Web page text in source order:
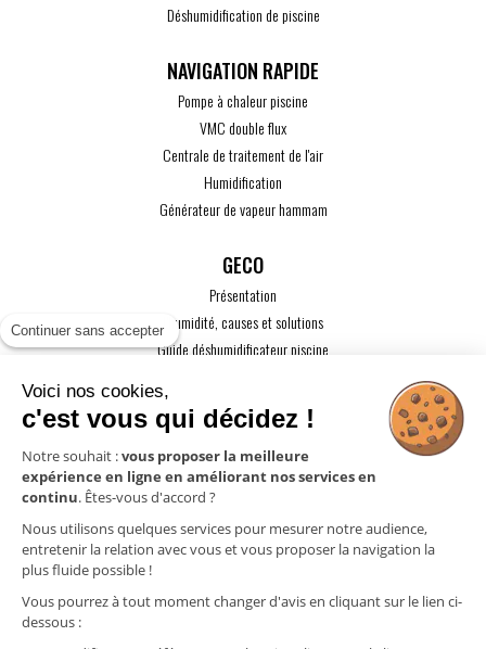
Continuer sans accepter
Voici nos cookies,
c'est vous qui décidez !
Notre souhait :vous proposer la meilleure
expérience en ligne en améliorant nos services en
continu. Êtes-vous d'accord ?
Nous utilisons quelques services pour mesurer notre audience,
entretenir la relation avec vous et vous proposer la navigation la
plus fluide possible !
Vous pourrez à tout moment changer d'avis en cliquant sur le lien ci-
dessous :
Déshumidification de piscine
Pompe à chaleur piscine
VMC double flux
Centrale de traitement de l'air
Humidification
Générateur de vapeur hammam
GECO
Présentation
L'humidité, causes et solutions
Guide déshumidificateur piscine
Guide VMC
ACTUALITÉS
CONTACT
ESPACE PRO
Mentions légales
Politique de confidentialité